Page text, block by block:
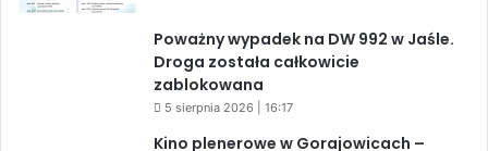
Poważny wypadek na DW 992 w Jaśle.
Droga została całkowicie
zablokowana
5 sierpnia 2026 | 16:17
Kino plenerowe w Gorajowicach –